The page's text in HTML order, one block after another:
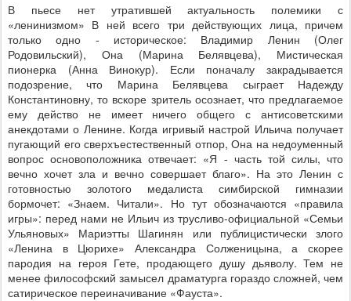
В пьесе нет утратившей актуальность полемики с
«ленинизмом» В ней всего три действующих лица, причем
только одно - историческое: Владимир Ленин (Олег
Родовильский), Она (Марина Белявцева), Мистическая
пионерка (Анна Винокур). Если поначалу закрадывается
подозрение, что Марина Белявцева сыграет Надежду
Константиновну, то вскоре зритель осознает, что предлагаемое
ему действо не имеет ничего общего с антисоветскими
анекдотами о Ленине. Когда игривый настрой Ильича получает
пугающий его сверхъестественный отпор, Она на недоуменный
вопрос основоположника отвечает: «Я - часть той силы, что
вечно хочет зла и вечно совершает благо». На это Ленин с
готовностью золотого медалиста симбирской гимназии
бормочет: «Знаем. Читали». Но тут обозначаются «правила
игры»: перед нами не Ильич из трусливо-официальной «Семьи
Ульяновых» Мариэтты Шагинян или публицистически злого
«Ленина в Цюрихе» Александра Солженицына, а скорее
пародия на героя Гете, продающего душу дьяволу. Тем не
менее философский замысел драматурга гораздо сложней, чем
сатирическое переиначивание «Фауста».